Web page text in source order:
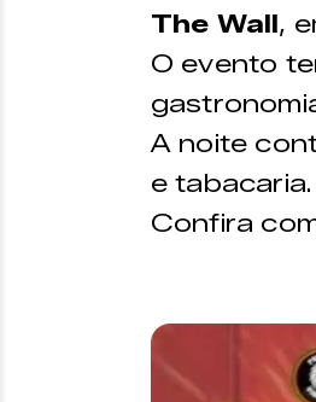
The Wall,
O evento
A noite
e tabacaria.
Confira